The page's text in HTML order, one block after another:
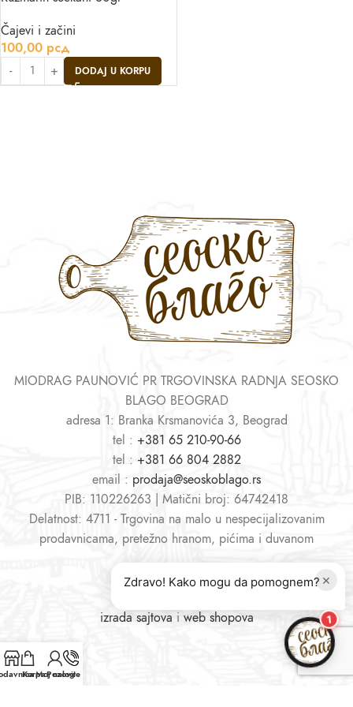
Čajevi i začini
100,00 рсд
DODAJ U KORPU
MIODRAG PAUNOVIĆ PR TRGOVINSKA RADNJA SEOSKO
BLAGO BEOGRAD
adresa 1: Branka Krsmanovića 3, Beograd
tel : +381 65 210-90-66
tel : +381 66 804 2882
email : prodaja@seoskoblago.rs
PIB: 110226263 | Matični broj: 64742418
Delatnost: 4711 - Trgovina na malo u nespecijalizovanim
prodavnicama, pretežno hranom, pićima i duvanom
izrada sajtova i web shopova
KorpaMoj nalog
Pozovite nas
×
Zdravo! Kako mogu da pomognem?
1